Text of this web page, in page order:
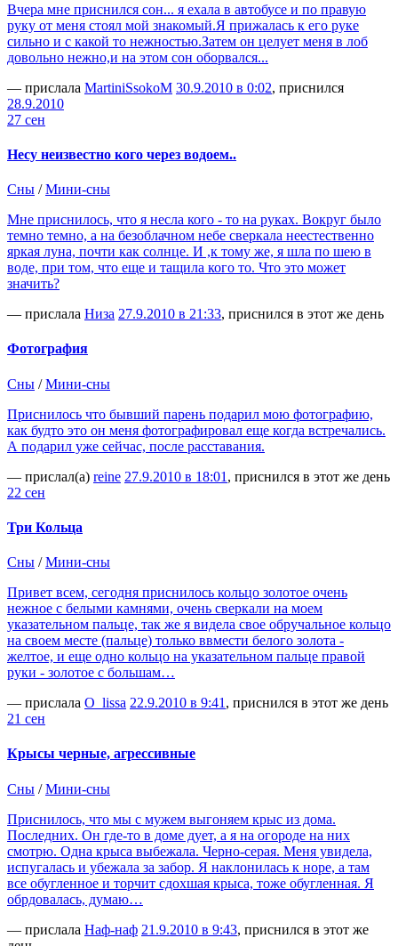
Вчера мне приснился сон... я ехала в автобусе и по правую
руку от меня стоял мой знакомый.Я прижалась к его руке
сильно и с какой то нежностью.Затем он целует меня в лоб
довольно нежно,и на этом сон оборвался...
— прислала MartiniSsokoM 30.9.2010 в 0:02, приснился
28.9.2010
27 сен
Несу неизвестно кого через водоем..
Сны /Мини-сны
Мне приснилось, что я несла кого - то на руках. Вокруг было
темно темно, а на безоблачном небе сверкала неестественно
яркая луна, почти как солнце. И ,к тому же, я шла по шею в
воде, при том, что еще и тащила кого то. Что это может
значить?
— прислала Низа 27.9.2010 в 21:33, приснился в этот же день
Фотография
Сны /Мини-сны
Приснилось что бывший парень подарил мою фотографию,
как будто это он меня фотографировал еще когда встречались.
А подарил уже сейчас, после расставания.
— прислал(а) reine 27.9.2010 в 18:01 , приснился в этот же день
22 сен
Три Кольца
Сны /Мини-сны
Привет всем, сегодня приснилось кольцо золотое очень
нежное с белыми камнями, очень сверкали на моем
указательном пальце, так же я видела свое обручальное кольцо
на своем месте (пальце) только ввмести белого золота -
желтое, и еще одно кольцо на указательном пальце правой
руки - золотое с большам…
— прислала O_lissa 22.9.2010 в 9:41 , приснился в этот же день
21 сен
Крысы черные, агрессивные
Сны /Мини-сны
Приснилось, что мы с мужем выгоняем крыс из дома.
Последних. Он где-то в доме дует, а я на огороде на них
смотрю. Одна крыса выбежала. Черно-серая. Меня увидела,
испугалась и убежала за забор. Я наклонилась к норе, а там
все обугленное и торчит сдохшая крыса, тоже обугленная. Я
обрдовалась, думаю…
— прислала Наф-наф 21.9.2010 в 9:43, приснился в этот же